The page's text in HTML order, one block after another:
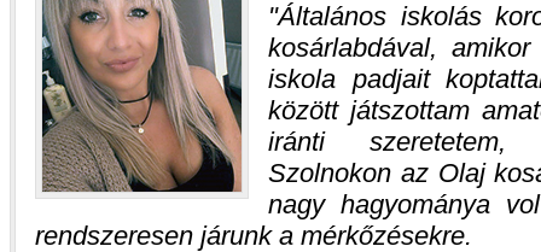
Általános iskolás
kosárlabdával,
iskola padjait
között játszottam
iránti szeretetem,
Szolnokon az Olaj
nagy hagyománya
rendszeresen járunk a mérkőzésekre.